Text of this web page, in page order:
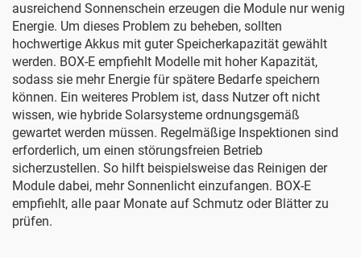
ausreichend Sonnenschein erzeugen die Module nur wenig
Energie. Um dieses Problem zu beheben, sollten
hochwertige Akkus mit guter Speicherkapazität gewählt
werden. BOX-E empfiehlt Modelle mit hoher Kapazität,
sodass sie mehr Energie für spätere Bedarfe speichern
können. Ein weiteres Problem ist, dass Nutzer oft nicht
wissen, wie hybride Solarsysteme ordnungsgemäß
gewartet werden müssen. Regelmäßige Inspektionen sind
erforderlich, um einen störungsfreien Betrieb
sicherzustellen. So hilft beispielsweise das Reinigen der
Module dabei, mehr Sonnenlicht einzufangen. BOX-E
empfiehlt, alle paar Monate auf Schmutz oder Blätter zu
prüfen.